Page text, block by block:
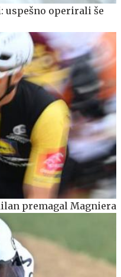
operirali še
premagal Magniera